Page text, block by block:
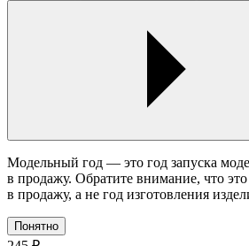
Модельный год — это год запуска
в продажу. Обратите внимание, что
в продажу, а не год изготовления
Понятно